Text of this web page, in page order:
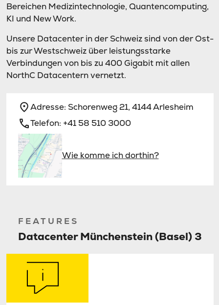
Bereichen Medizintechnologie, Quantencomputing,
KI und New Work.
Unsere Datacenter in der Schweiz sind von der Ost-
bis zur Westschweiz über leistungsstarke
Verbindungen von bis zu 400 Gigabit mit allen
NorthC Datacentern vernetzt.
Adresse: Schorenweg 21, 4144 Arlesheim
Telefon: +41 58 510 3000
Wie komme ich dorthin?
FEATURES
Datacenter Münchenstein (Basel) 3